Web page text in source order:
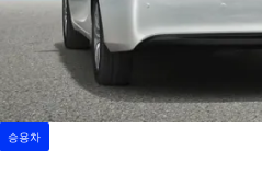
승용차